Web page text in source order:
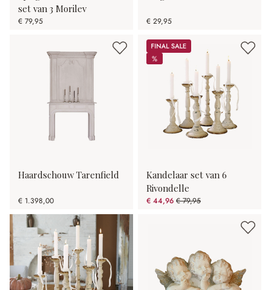
set van 3 Morilev
€ 79,95 € 29,95
Haardschouw Tarenfield
€ 1.398,00
Sale
%
%
Kandelaar set van 6
Rivondelle
€ 44,96 € 79,95
(43.76% gespart)